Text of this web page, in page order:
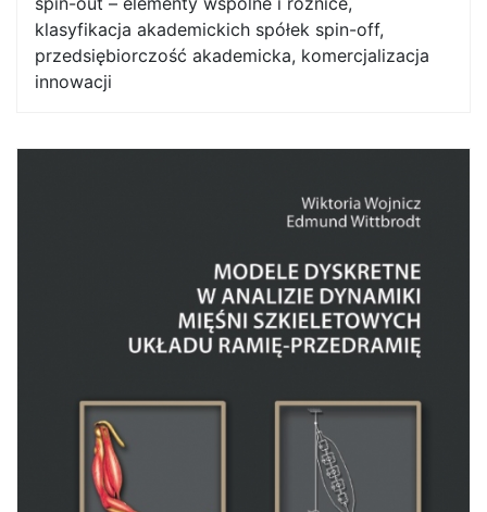
klasyfikacja akademickich spółek spin-off,
przedsiębiorczość akademicka, komercjalizacja
innowacji